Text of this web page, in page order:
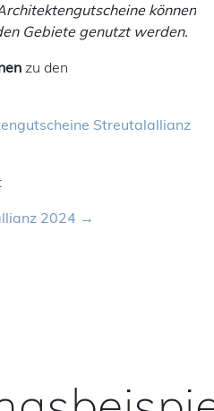
können
Gebiete genutzt werden.
zu den
Streutalallianz
:
2024